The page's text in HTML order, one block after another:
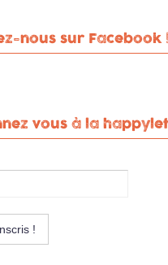
nous sur Facebook
vous à la